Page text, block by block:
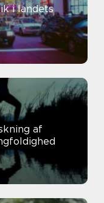
i landets
af